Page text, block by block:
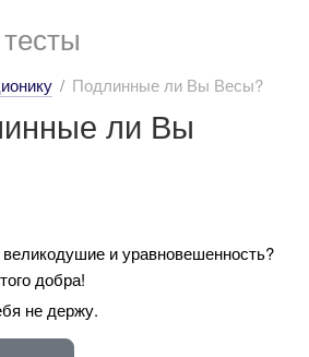
Подлинные ли Вы Весы?
ли Вы
и уравновешенность?
добра!
не держу.